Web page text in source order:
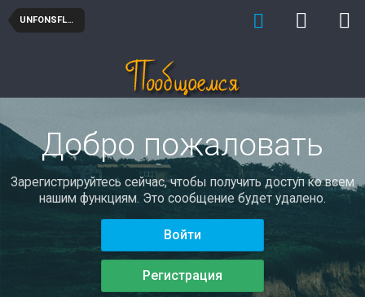
UNFONSFLORO
Добро пожаловать
Зарегистрируйтесь сейчас, чтобы получить доступ ко всем
нашим функциям. Это сообщение будет удалено.
Войти
Регистрация